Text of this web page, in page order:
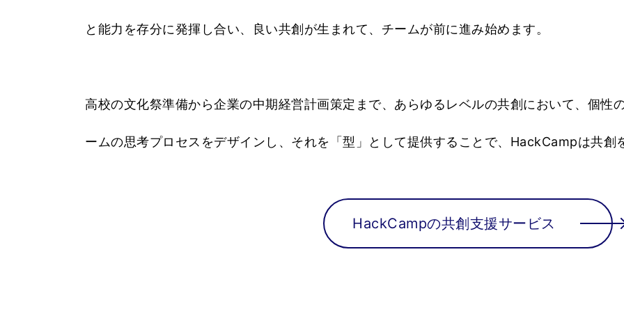
と能力を存分に発揮し合い、良い共創が生まれて、チームが前に進み始めます。
高校の文化祭準備から企業の中期経営計画策定まで、あらゆるレベルの共創において、個性
ームの思考プロセスをデザインし、それを「型」として提供することで、HackCampは共創
HackCampの共創支援サービス